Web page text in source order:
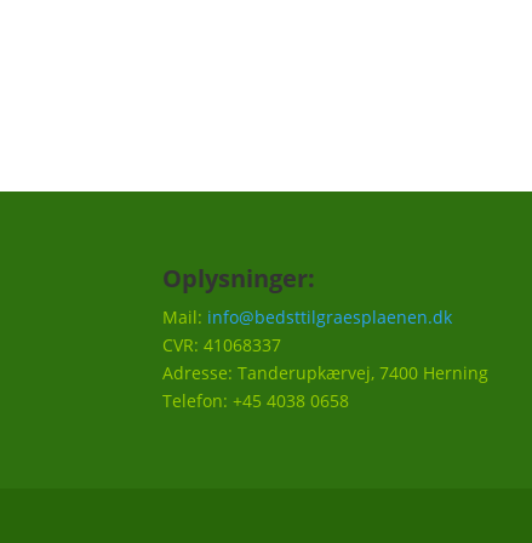
Oplysninger:
Mail: info@bedsttilgraesplaenen.dk
CVR: 41068337
Adresse: Tanderupkærvej, 7400 Herning
Telefon: +45 4038 0658